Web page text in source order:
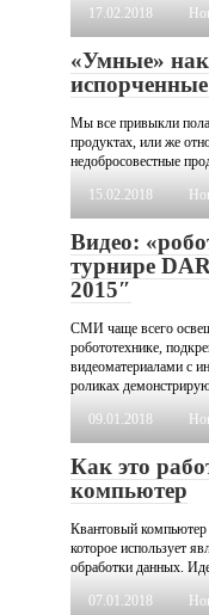
17.02.2018
«Умные»
Мы все привыкли
продуктах, или же
недобросовестные
15.02.2018
Видео:
турнире
2015″
СМИ чаще всего
робототехнике,
видеоматериалами с
роликах
09.01.2018
Как это
компьютер
Квантовый компьютер
которое использует
обработки данных.
07.01.2018